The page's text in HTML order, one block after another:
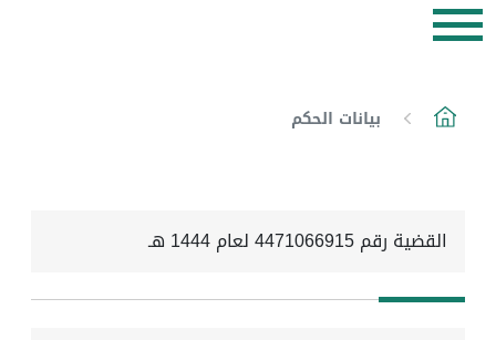
بيانات الحكم
القضية رقم 4471066915 لعام 1444 هـ